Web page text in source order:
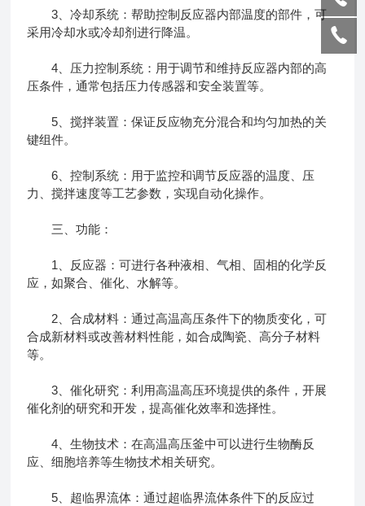
3、冷却系统：帮助控制反应器内部温度的部件，可
采用冷却水或冷却剂进行降温。
4、压力控制系统：用于调节和维持反应器内部的高
压条件，通常包括压力传感器和安全装置等。
5、搅拌装置：保证反应物充分混合和均匀加热的关
键组件。
6、控制系统：用于监控和调节反应器的温度、压
力、搅拌速度等工艺参数，实现自动化操作。
三、功能：
1、反应器：可进行各种液相、气相、固相的化学反
应，如聚合、催化、水解等。
2、合成材料：通过高温高压条件下的物质变化，可
合成新材料或改善材料性能，如合成陶瓷、高分子材料
等。
3、催化研究：利用高温高压环境提供的条件，开展
催化剂的研究和开发，提高催化效率和选择性。
4、生物技术：在高温高压釜中可以进行生物酶反
应、细胞培养等生物技术相关研究。
5、超临界流体：通过超临界流体条件下的反应过